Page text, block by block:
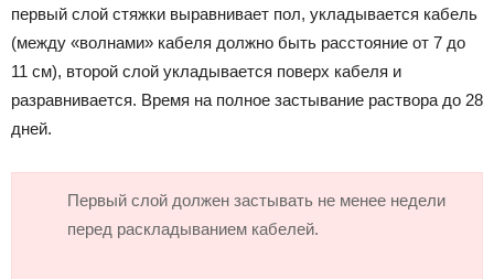
первый слой стяжки выравнивает пол, укладывается кабель
(между «волнами» кабеля должно быть расстояние от 7 до
11 см), второй слой укладывается поверх кабеля и
разравнивается. Время на полное застывание раствора до 28
дней.
Первый слой должен застывать не менее недели
перед раскладыванием кабелей.